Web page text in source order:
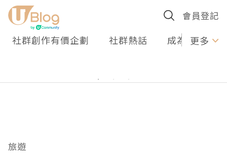
會員登記
社群創作有價企劃 社群熱話 成為U更多
旅遊